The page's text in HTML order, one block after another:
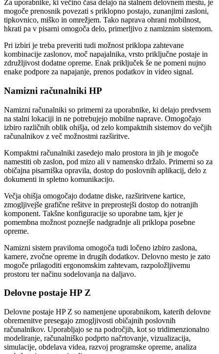
Za uporabnike, ki večino časa delajo na stalnem delovnem mestu, je
mogoče prenosnik povezati s priklopno postajo, zunanjimi zasloni,
tipkovnico, miško in omrežjem. Tako naprava ohrani mobilnost,
hkrati pa v pisarni omogoča delo, primerljivo z namiznim sistemom.
Pri izbiri je treba preveriti tudi možnost priklopa zahtevane
kombinacije zaslonov, moč napajalnika, vrsto priključne postaje in
združljivost dodatne opreme. Enak priključek še ne pomeni nujno
enake podpore za napajanje, prenos podatkov in video signal.
Namizni računalniki HP
Namizni računalniki so primerni za uporabnike, ki delajo predvsem
na stalni lokaciji in ne potrebujejo mobilne naprave. Omogočajo
izbiro različnih oblik ohišja, od zelo kompaktnih sistemov do večjih
računalnikov z več možnostmi razširitve.
Kompaktni računalniki zasedejo malo prostora in jih je mogoče
namestiti ob zaslon, pod mizo ali v namensko držalo. Primerni so za
običajna pisarniška opravila, dostop do poslovnih aplikacij, delo z
dokumenti in spletno komunikacijo.
Večja ohišja omogočajo dodatne diske, razširitvene kartice,
zmogljivejše grafične rešitve in preprostejši dostop do notranjih
komponent. Takšne konfiguracije so uporabne tam, kjer je
pomembna možnost poznejše nadgradnje ali priklopa posebne
opreme.
Namizni sistem praviloma omogoča tudi ločeno izbiro zaslona,
kamere, zvočne opreme in drugih dodatkov. Delovno mesto je zato
mogoče prilagoditi ergonomskim zahtevam, razpoložljivemu
prostoru ter načinu sodelovanja na daljavo.
Delovne postaje HP Z
Delovne postaje HP Z so namenjene uporabnikom, katerih delovne
obremenitve presegajo zmogljivosti običajnih poslovnih
računalnikov. Uporabljajo se na področjih, kot so tridimenzionalno
modeliranje, računalniško podprto načrtovanje, vizualizacija,
simulacije, obdelava videa, razvoj programske opreme, analiza